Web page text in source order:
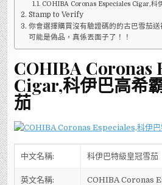
COHIBA Coronas Especiales Cigar,科
Stamp to Verify
你會選擇購買沒有驗證碼的的古巴雪茄
可能是偽品，真係丟面子了！！
COHIBA Coronas
Cigar,科伊巴高希
茄
中文名稱: 科伊巴特級皇冠雪茄
英文名稱: COHIBA Coronas